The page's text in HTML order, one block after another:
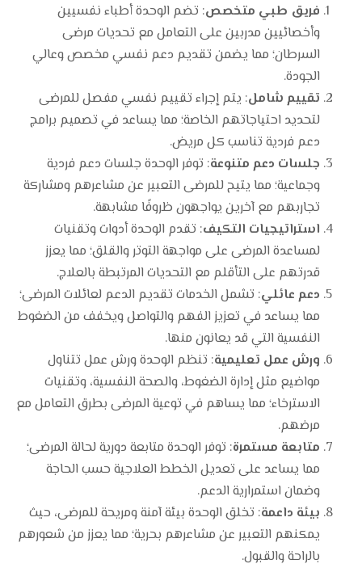
فريق طبي متخصص: تضم الوحدة أطباء نفسيين
وأخصائيين مدربين على التعامل مع تحديات مرضى
السرطان؛ مما يضمن تقديم دعم نفسي مخصص وعالي
الجودة.
تقييم شامل: يتم إجراء تقييم نفسي مفصل للمرضى
لتحديد احتياجاتهم الخاصة؛ مما يساعد في تصميم برامج
دعم فردية تناسب كل مريض.
جلسات دعم متنوعة: توفر الوحدة جلسات دعم فردية
وجماعية؛ مما يتيح للمرضى التعبير عن مشاعرهم ومشاركة
تجاربهم مع آخرين يواجهون ظروفًا مشابهة.
استراتيجيات التكيف: تقدم الوحدة أدوات وتقنيات
لمساعدة المرضى على مواجهة التوتر والقلق؛ مما يعزز
قدرتهم على التأقلم مع التحديات المرتبطة بالعلاج.
دعم عائلي: تشمل الخدمات تقديم الدعم لعائلات المرضى؛
مما يساعد في تعزيز الفهم والتواصل ويخفف من الضغوط
النفسية التي قد يعانون منها.
ورش عمل تعليمية: تنظم الوحدة ورش عمل تتناول
مواضيع مثل إدارة الضغوط، والصحة النفسية، وتقنيات
الاسترخاء؛ مما يساهم في توعية المرضى بطرق التعامل مع
مرضهم.
متابعة مستمرة: توفر الوحدة متابعة دورية لحالة المرضى؛
مما يساعد على تعديل الخطط العلاجية حسب الحاجة
وضمان استمرارية الدعم.
بيئة داعمة: تخلق الوحدة بيئة آمنة ومريحة للمرضى، حيث
يمكنهم التعبير عن مشاعرهم بحرية؛ مما يعزز من شعورهم
بالراحة والقبول.